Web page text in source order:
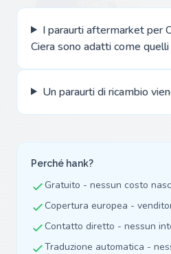
I paraurti aftermarket per
Ciera sono adatti come
Un paraurti di ricambio
Perché hank?
Gratuito - nessun costo
Copertura europea -
Contatto diretto - nessun
Traduzione automatica -